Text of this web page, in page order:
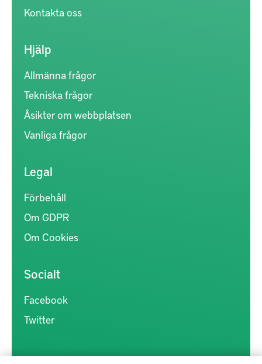
Kontakta oss
Hjälp
Allmänna frågor
Tekniska frågor
Åsikter om webbplatsen
Vanliga frågor
Legal
Förbehåll
Om GDPR
Om Cookies
Socialt
Facebook
Twitter